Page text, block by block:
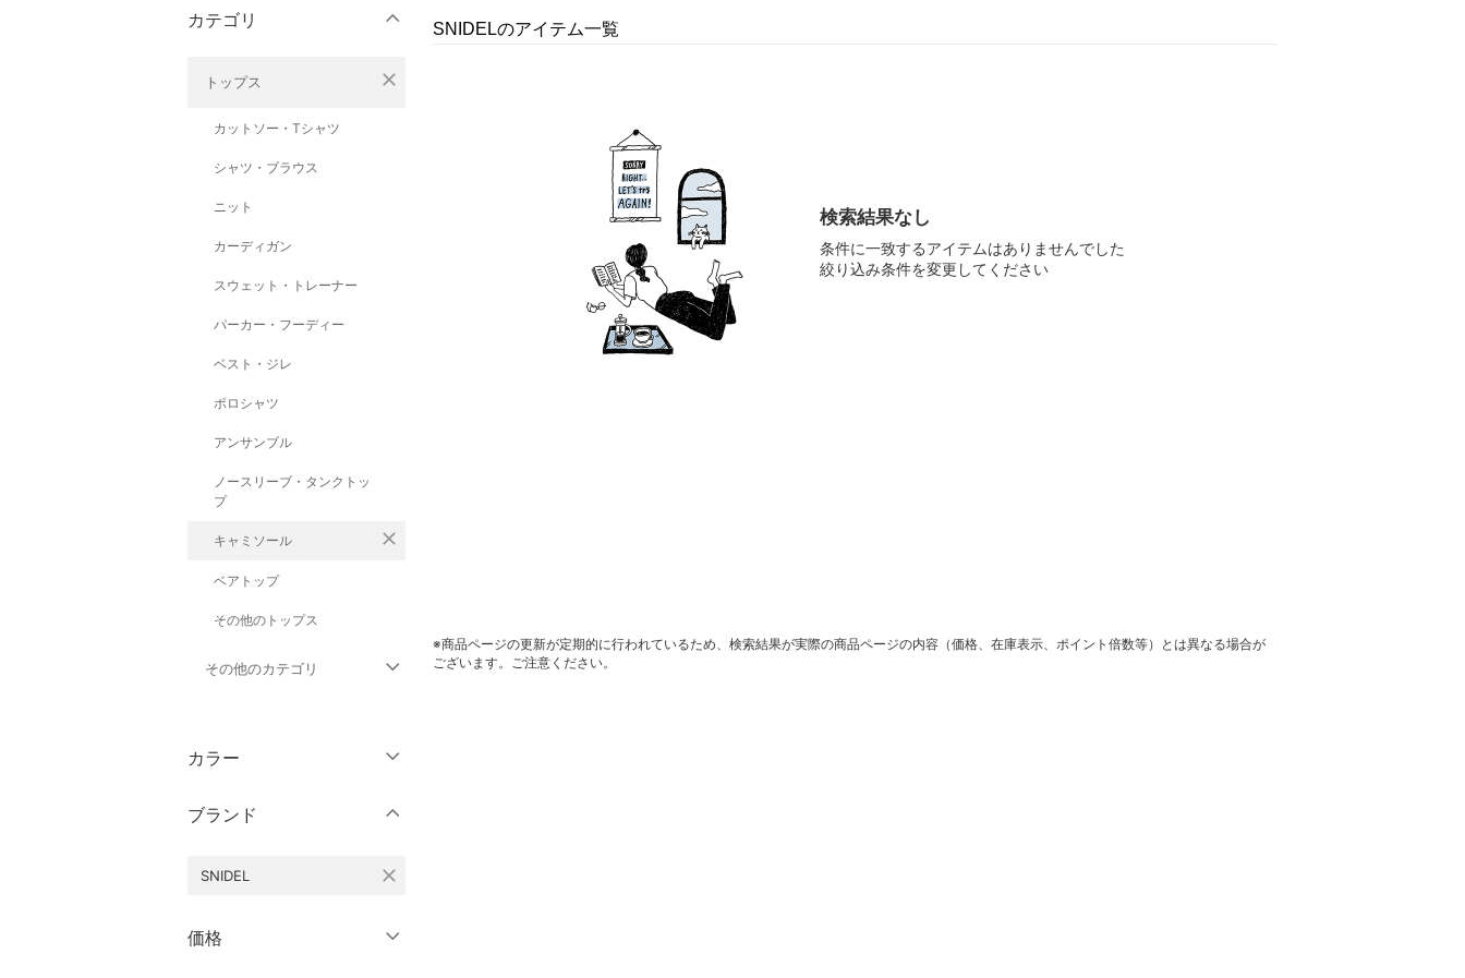
カテゴリ
トップス close
カットソー・Tシャツ
シャツ・ブラウス
ニット
カーディガン
スウェット・トレーナー
パーカー・フーディー
ベスト・ジレ
ポロシャツ
アンサンブル
ノースリーブ・タンクトッ
プ
キャミソール close
ベアトップ
その他のトップス
その他のカテゴリ
ワンピース・ドレス
スカート
オールインワン・オーバ
ーオール
カラー
ブランド
SNIDEL close
価格
SNIDELのアイテム一覧
検索結果なし
条件に一致するアイテムはありませんでした
絞り込み条件を変更してください
※商品ページの更新が定期的に行われているため、検索結果が実際の商品ページの内容（価格、在庫表示、ポイント倍数等）とは異なる場合が
ございます。ご注意ください。